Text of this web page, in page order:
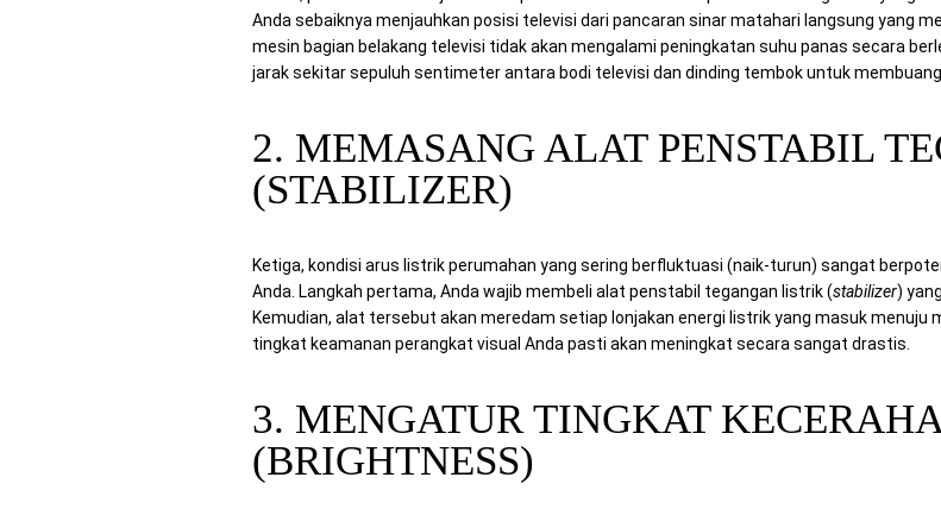
Anda sebaiknya menjauhkan posisi televisi dari pancaran sinar matahari langsung yang
mesin bagian belakang televisi tidak akan mengalami peningkatan suhu panas secara
jarak sekitar sepuluh sentimeter antara bodi televisi dan dinding tembok untuk
2. MEMASANG ALAT PENSTABIL
(STABILIZER)
Ketiga, kondisi arus listrik perumahan yang sering berfluktuasi (naik-turun) sangat
Anda. Langkah pertama, Anda wajib membeli alat penstabil tegangan listrik (stabilizer)
Kemudian, alat tersebut akan meredam setiap lonjakan energi listrik yang masuk
tingkat keamanan perangkat visual Anda pasti akan meningkat secara sangat drastis.
3. MENGATUR TINGKAT
(BRIGHTNESS)